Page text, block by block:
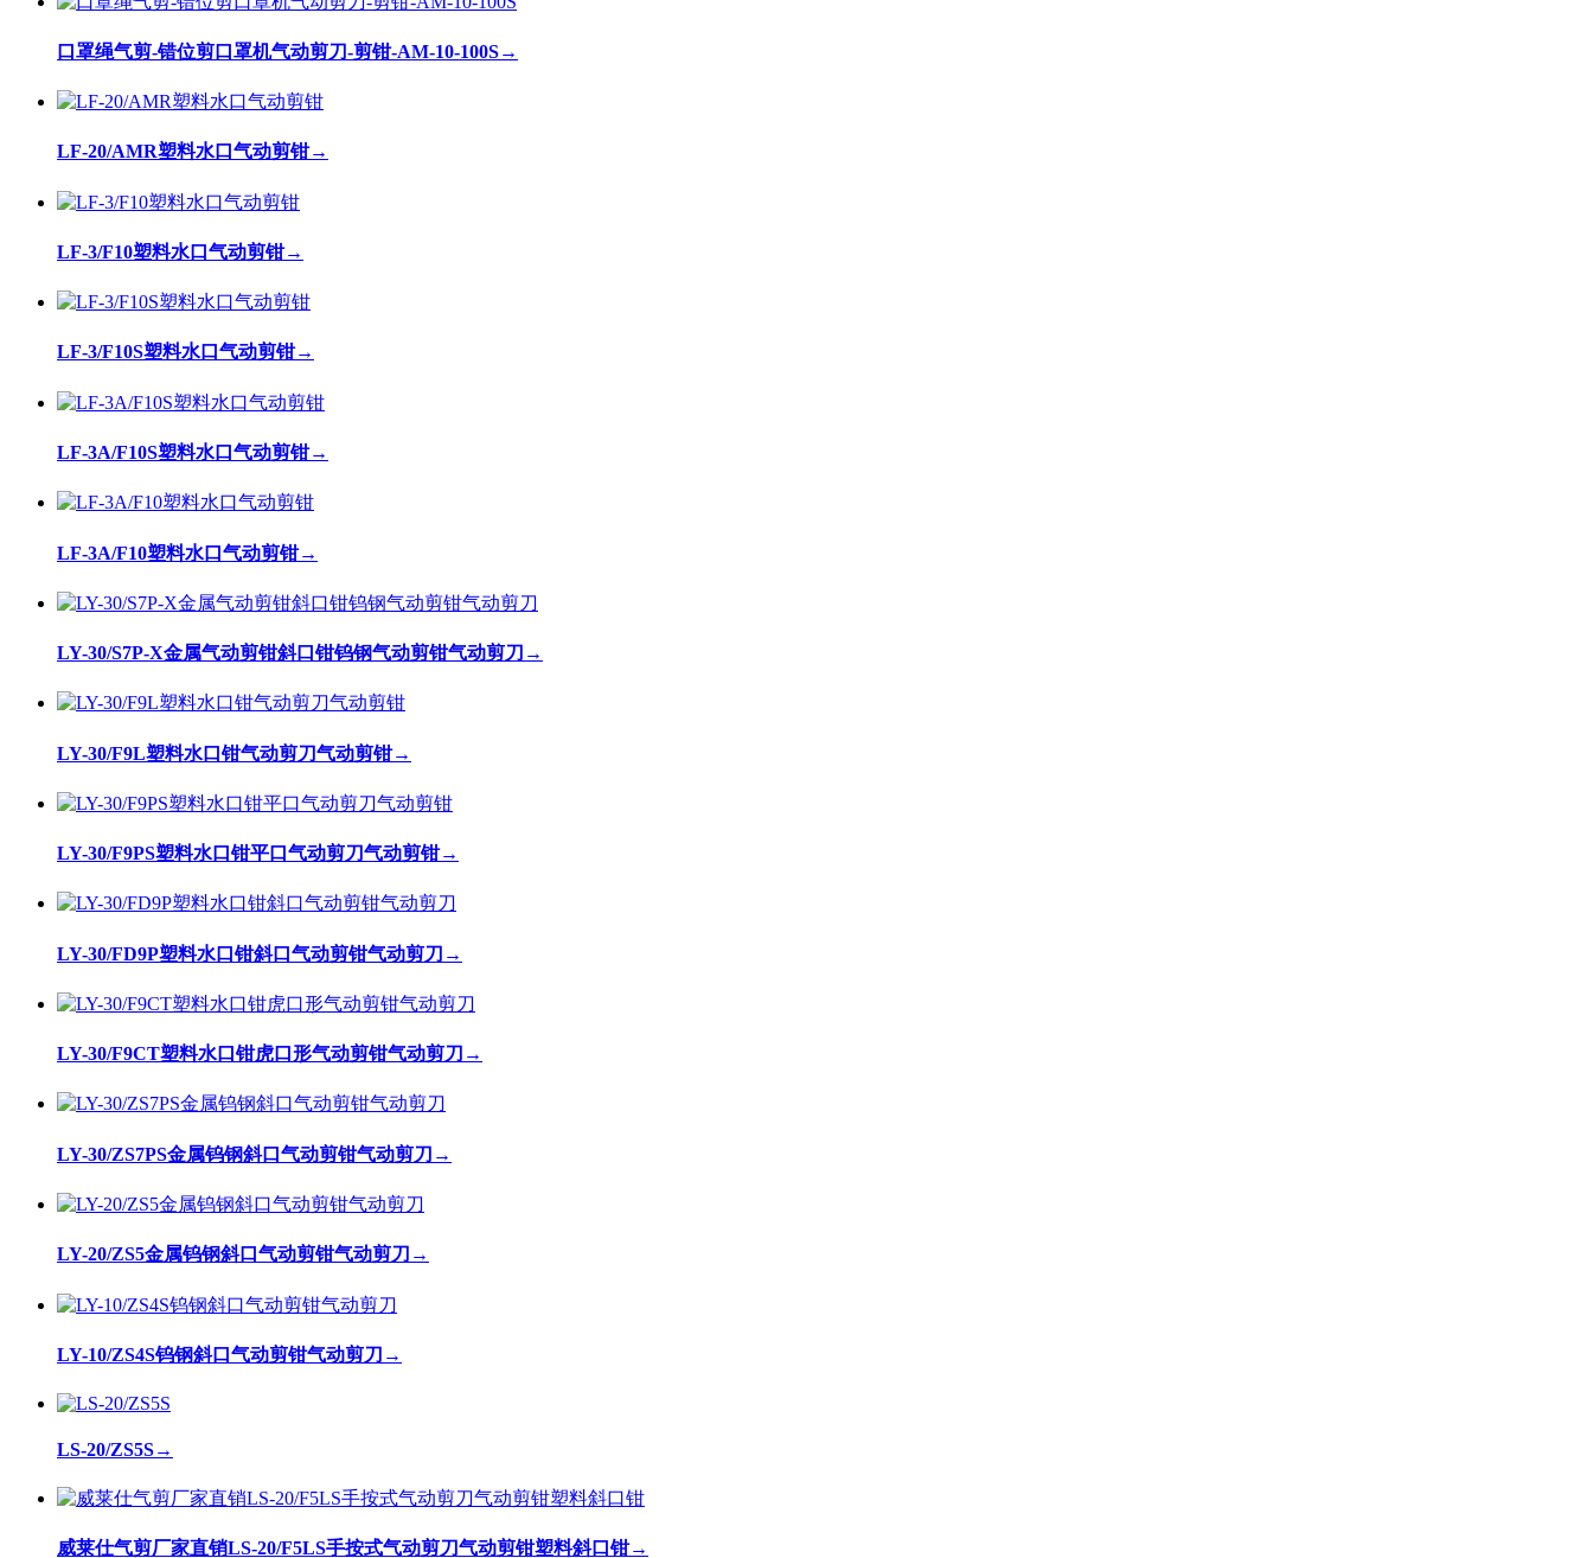
口罩绳气剪-错位剪口罩机气动剪刀-剪钳-AM-10-100S→
LF-20/AMR塑料水口气动剪钳→
LF-3/F10塑料水口气动剪钳→
LF-3/F10S塑料水口气动剪钳→
LF-3A/F10S塑料水口气动剪钳→
LF-3A/F10塑料水口气动剪钳→
LY-30/S7P-X金属气动剪钳斜口钳钨钢气动剪钳气动剪刀 →
LY-30/F9L塑料水口钳气动剪刀气动剪钳→
LY-30/F9PS塑料水口钳平口气动剪刀气动剪钳→
LY-30/FD9P塑料水口钳斜口气动剪钳气动剪刀 →
LY-30/F9CT塑料水口钳虎口形气动剪钳气动剪刀 →
LY-30/ZS7PS金属钨钢斜口气动剪钳气动剪刀 →
LY-20/ZS5金属钨钢斜口气动剪钳气动剪刀 →
LY-10/ZS4S钨钢斜口气动剪钳气动剪刀 →
LS-20/ZS5S→
威莱仕气剪厂家直销LS-20/F5LS手按式气动剪刀气动剪钳塑料斜口钳→